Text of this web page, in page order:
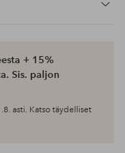
+ 15%
Sis. paljon
asti. Katso täydelliset